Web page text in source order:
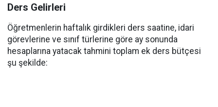
Ders Gelirleri
Öğretmenlerin haftalık girdikleri ders saatine, idari
görevlerine ve sınıf türlerine göre ay sonunda
hesaplarına yatacak tahmini toplam ek ders bütçesi
şu şekilde: